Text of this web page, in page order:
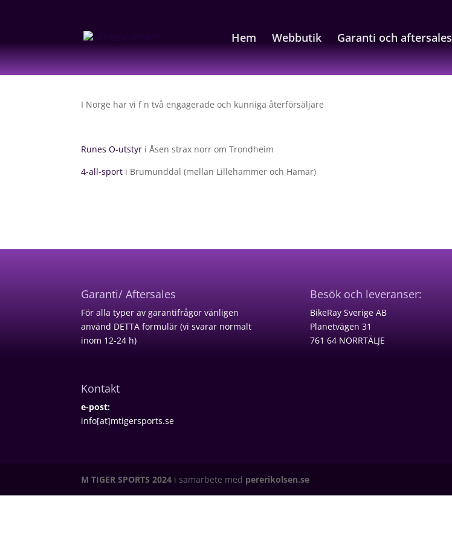
Hem Webbutik Garanti och aftersales
I Norge har vi f n två engagerade och kunniga återförsäljare
Runes O-utstyr i Åsen strax norr om Trondheim
4-all-sport i Brumunddal (mellan Lillehammer och Hamar)
Garanti/ Aftersales
För alla typer av garantifrågor vänligen
använd DETTA formulär (vi svarar normalt
inom 12-24 h)
Kontakt
e-post:
info[at]mtigersports.se
Besök och leveranser:
BikeRay Sverige AB
Planetvägen 31
761 64 NORRTÄLJE
M TIGER SPORTS 2024 i samarbete med pererikolsen.se